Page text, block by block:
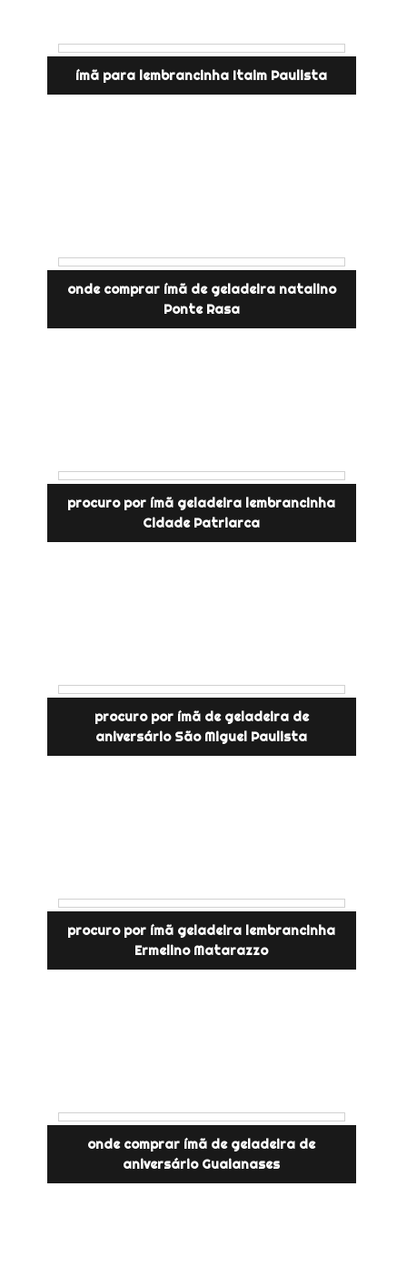
ímã para lembrancinha Itaim Paulista
onde comprar ímã de geladeira natalino
Ponte Rasa
procuro por ímã geladeira lembrancinha
Cidade Patriarca
procuro por ímã de geladeira de
aniversário São Miguel Paulista
procuro por ímã geladeira lembrancinha
Ermelino Matarazzo
onde comprar ímã de geladeira de
aniversário Guaianases